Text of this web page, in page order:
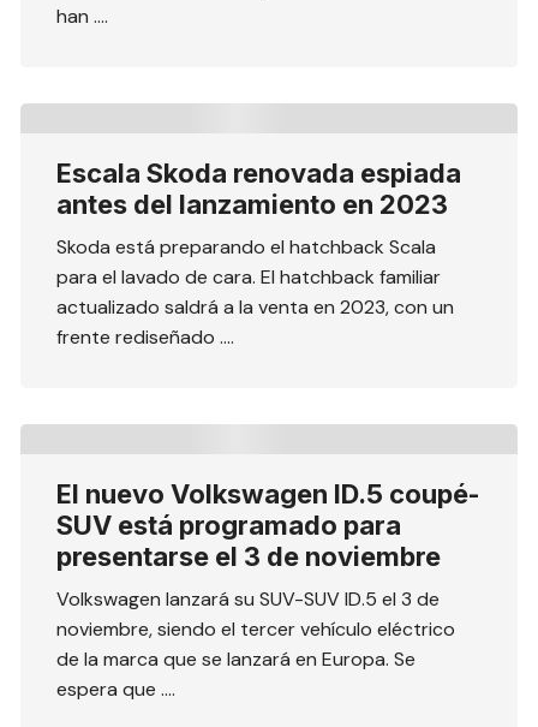
han ….
Escala Skoda renovada espiada
antes del lanzamiento en 2023
Skoda está preparando el hatchback Scala
para el lavado de cara. El hatchback familiar
actualizado saldrá a la venta en 2023, con un
frente rediseñado ….
El nuevo Volkswagen ID.5 coupé-
SUV está programado para
presentarse el 3 de noviembre
Volkswagen lanzará su SUV-SUV ID.5 el 3 de
noviembre, siendo el tercer vehículo eléctrico
de la marca que se lanzará en Europa. Se
espera que ….